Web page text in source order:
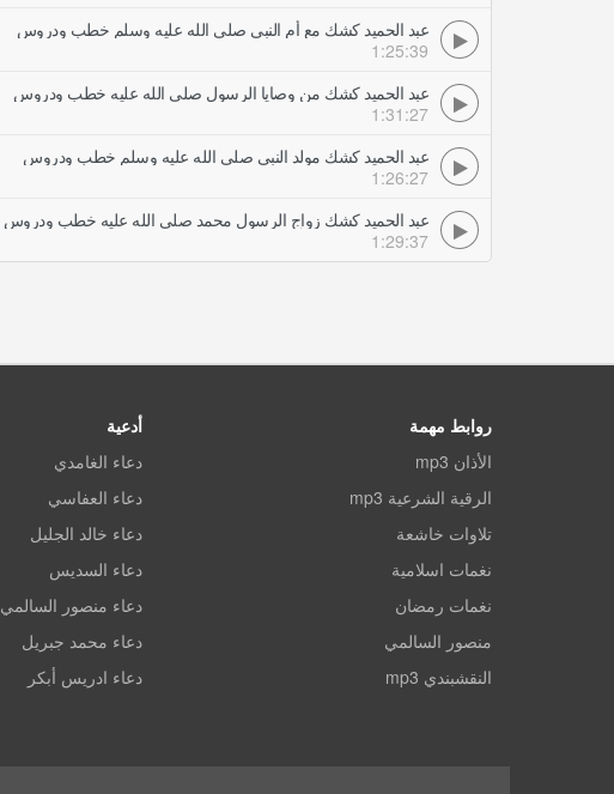
عبد الحميد كشك مع أم النبي صلى الله عليه وسلم خطب ودروس
1:25:39
عبد الحميد كشك من وصايا الرسول صلى الله عليه خطب ودروس
1:31:27
عبد الحميد كشك مولد النبي صلى الله عليه وسلم خطب ودروس
1:26:27
عبد الحميد كشك زواج الرسول محمد صلي الله عليه خطب ودروس
1:29:37
روابط مهمة
الأذان mp3
الرقية الشرعية mp3
تلاوات خاشعة
نغمات اسلامية
نغمات رمضان
منصور السالمي
النقشبندي mp3
أدعية
دعاء الغامدي
دعاء العفاسي
دعاء خالد الجليل
دعاء السديس
دعاء منصور السالمي
دعاء محمد جبريل
دعاء ادريس أبكر